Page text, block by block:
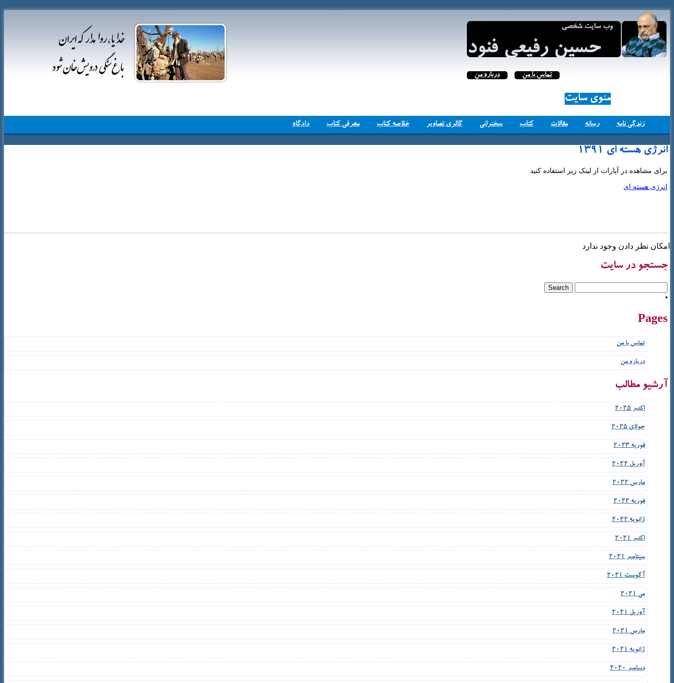
تماس با من درباره من
منوی سایت
زندگی نامه رسانه مقالات کتاب سخنرانی گالری تصاویر خلاصه کتاب معرفی کتاب دادگاه
انرژی هسته ای 1391
برای مشاهده در آپارات از لینک زیر استفاده کنید
انرژی هسته ای
امکان نظر دادن وجود ندارد
جستجو در سایت
Pages
تماس با من
درباره من
آرشیو مطالب
اکتبر 2025
جولای 2025
فوریه 2023
آوریل 2022
مارس 2022
فوریه 2022
ژانویه 2022
اکتبر 2021
سپتامبر 2021
آگوست 2021
می 2021
آوریل 2021
مارس 2021
ژانویه 2021
دسامبر 2020